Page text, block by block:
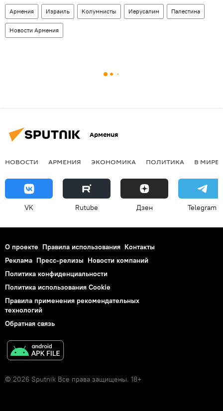
Армения Израиль Колумнисты Иерусалим Палестина
Новости Армения
Армения
НОВОСТИ АРМЕНИЯ ЭКОНОМИКА ПОЛИТИКА В МИРЕ
VK Rutube Дзен Telegram
О проекте Правила использования Контакты
Реклама Пресс-релизы Новости компаний
Политика конфиденциальности
Политика использования Cookie
Правила применения рекомендательных
технологий
Обратная связь
© 2026 Sputnik Все права защищены. 18+